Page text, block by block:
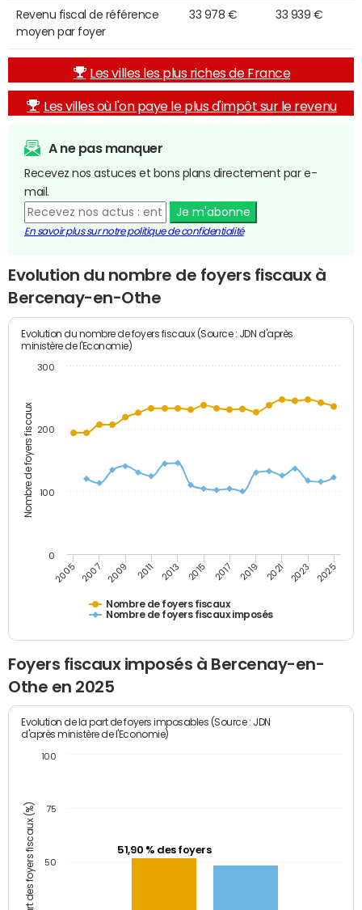
Revenu fiscal de référence
moyen par foyer
33 978 € 33 939 €
Les villes les plus riches de France
Les villes où l'on paye le plus d'impôt sur le revenu
A ne pas manquer
Recevez nos astuces et bons plans directement par e-
mail.
Je m'abonne
En savoir plus sur notre politique de confidentialité
Evolution du nombre de foyers fiscaux à
Bercenay-en-Othe
Nombre de foyers fiscaux
Evolution du nombre de foyers fiscaux (Source : JDN d'après
ministère de l'Economie)
Nombre de foyers fiscaux
Nombre de foyers fiscaux imposés
2005 2007 2009 2011 2013 2015 2017 2019 2021 2023 2025
0
100
200
300
Foyers fiscaux imposés à Bercenay-en-
Othe en 2025
Part des foyers fiscaux (%)
Evolution de la part de foyers imposables (Source : JDN
d'après ministère de l'Economie)
51,90 % des foyers
50
75
100